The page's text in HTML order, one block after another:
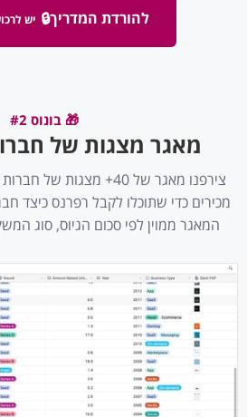
להורדת המדריך🔒 יש
🎁 בונוס #2
מאגר מצגות של
צירפנו מאגר של 40+
מכירים כדי שתוכלו לקבל רפרנס כיצד
המאגר ממוין לפי סכום הגיוס, סוג